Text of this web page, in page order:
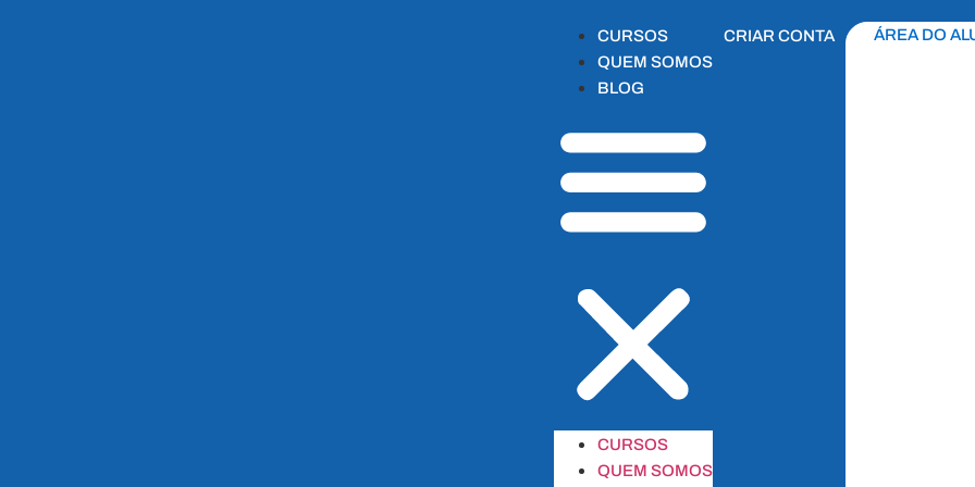
CURSOS
QUEM SOMOS
BLOG
CURSOS
QUEM SOMOS
CRIAR CONTA ÁREA DO